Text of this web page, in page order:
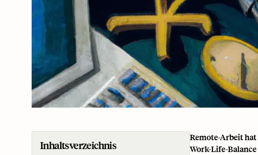
Inhaltsverzeichnis
Remote-Arbeit
Work-Life-